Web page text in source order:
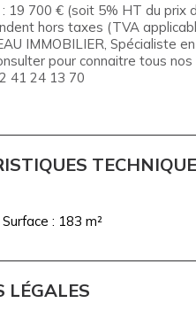
19 700 € (soit 5% HT du prix
hors taxes (TVA
IMMOBILIER, Spécialiste
pour connaitre tous
41 24 13 70
Surface : 183 m²
LÉGALES